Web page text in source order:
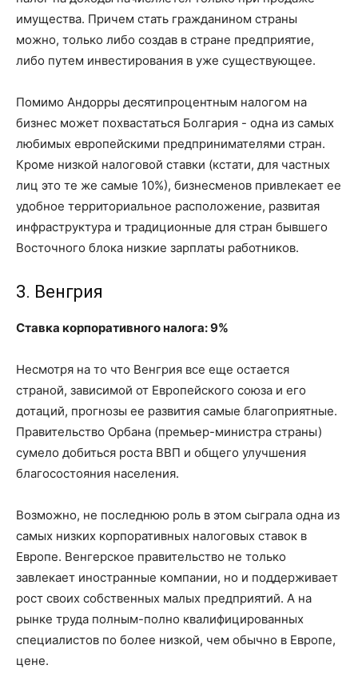
имущества. Причем стать гражданином страны
можно, только либо создав в стране предприятие,
либо путем инвестирования в уже существующее.
Помимо Андорры десятипроцентным налогом на
бизнес может похвастаться Болгария - одна из самых
любимых европейскими предпринимателями стран.
Кроме низкой налоговой ставки (кстати, для частных
лиц это те же самые 10%), бизнесменов привлекает ее
удобное территориальное расположение, развитая
инфраструктура и традиционные для стран бывшего
Восточного блока низкие зарплаты работников.
3. Венгрия
Ставка корпоративного налога: 9%
Несмотря на то что Венгрия все еще остается
страной, зависимой от Европейского союза и его
дотаций, прогнозы ее развития самые благоприятные.
Правительство Орбана (премьер-министра страны)
сумело добиться роста ВВП и общего улучшения
благосостояния населения.
Возможно, не последнюю роль в этом сыграла одна из
самых низких корпоративных налоговых ставок в
Европе. Венгерское правительство не только
завлекает иностранные компании, но и поддерживает
рост своих собственных малых предприятий. А на
рынке труда полным-полно квалифицированных
специалистов по более низкой, чем обычно в Европе,
цене.